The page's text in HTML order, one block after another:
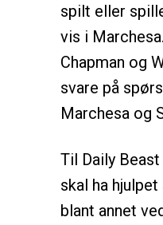
spilt eller
vis i
Chapman og
svare på
Marchesa og
Til Daily
skal ha
blant annet